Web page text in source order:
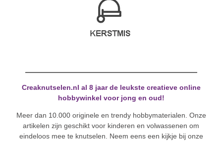
Creaknutselen.nl al 8 jaar de leukste creatieve online
hobbywinkel voor jong en oud!
Meer dan 10.000 originele en trendy hobbymaterialen. Onze
artikelen zijn geschikt voor kinderen en volwassenen om
eindeloos mee te knutselen. Neem eens een kijkje bij onze